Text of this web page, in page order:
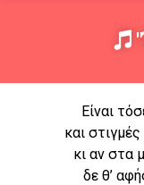
Είναι
και
κι αν στα
δε θ’